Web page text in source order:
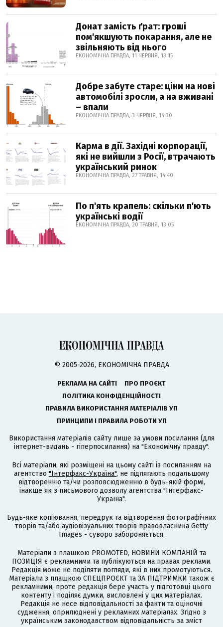
Донат замість ґрат: гроші
пом'якшують покарання, але не
звільняють від нього
ЕКОНОМІЧНА ПРАВДА, 11 ЧЕРВНЯ, 13:15
Добре забуте старе: ціни на нові
автомобілі зросли, а на вживані
– впали
ЕКОНОМІЧНА ПРАВДА, 3 ЧЕРВНЯ, 14:30
Карма в дії. Західні корпорації,
які не вийшли з Росії, втрачають
український ринок
ЕКОНОМІЧНА ПРАВДА, 27 ТРАВНЯ, 14:40
По п'ять крапель: скільки п'ють
українські водії
ЕКОНОМІЧНА ПРАВДА, 20 ТРАВНЯ, 13:05
© 2005-2026, ЕКОНОМІЧНА ПРАВДА
РЕКЛАМА НА САЙТІ
ПРО ПРОЄКТ
ПОЛІТИКА КОНФІДЕНЦІЙНОСТІ
ПРАВИЛА ВИКОРИСТАННЯ МАТЕРІАЛІВ УП
ПРИНЦИПИ І ПРАВИЛА РОБОТИ УП
Використання матеріалів сайту лише за умови посилання (для
інтернет-видань - гіперпосилання) на "Економічну правду".
Всі матеріали, які розміщені на цьому сайті із посиланням на
агентство "Інтерфакс-Україна", не підлягають подальшому
відтворенню та/чи розповсюдженню в будь-якій формі,
інакше як з письмового дозволу агентства "Інтерфакс-
Україна".
Будь-яке копіювання, передрук та відтворення фотографічних
творів та/або аудіовізуальних творів правовласника Getty
Images - суворо забороняється.
Матеріали з плашкою PROMOTED, НОВИНИ КОМПАНІЙ та
ПОЗИЦІЯ є рекламними та публікуються на правах реклами.
Редакція може не поділяти погляди, які в них промотуються.
Матеріали з плашкою СПЕЦПРОЄКТ та ЗА ПІДТРИМКИ також є
рекламними, проте редакція бере участь у підготовці цього
контенту і поділяє думки, висловлені у цих матеріалах.
Редакція не несе відповідальності за факти та оціночні
судження, оприлюднені у рекламних матеріалах. Згідно з
українським законодавством відповідальність за зміст